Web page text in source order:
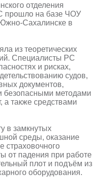
отделения
прошло на базе ЧОУ
Сахалинске в
из теоретических
Специалисты РС
и рисках,
судов,
документов,
безопасными методами
также средствами
в замкнутых
среды, оказание
страховочного
от падения при работе
плот и подъём из
оборудования.